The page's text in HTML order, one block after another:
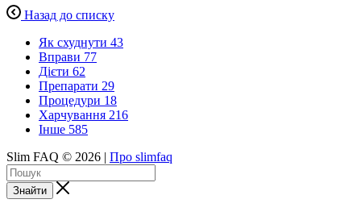
Назад до списку
Як схуднути 43
Вправи 77
Дієти 62
Препарати 29
Процедури 18
Харчування 216
Інше 585
Slim FAQ © 2026 | Про slimfaq
Знайти